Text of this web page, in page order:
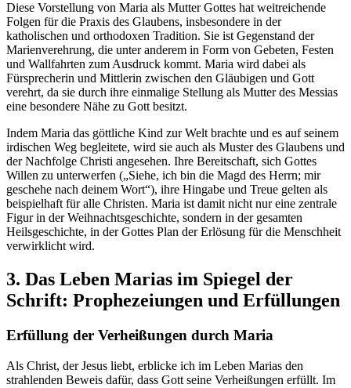
Diese Vorstellung von Maria als Mutter Gottes hat weitreichende
Folgen für die Praxis des Glaubens, insbesondere in der
katholischen und orthodoxen Tradition. Sie ist Gegenstand der
Marienverehrung, die unter anderem in Form von Gebeten, Festen
und Wallfahrten zum Ausdruck kommt. Maria wird dabei als
Fürsprecherin und Mittlerin zwischen den Gläubigen und Gott
verehrt, da sie durch ihre einmalige Stellung als Mutter des Messias
eine besondere Nähe zu Gott besitzt.
Indem Maria das göttliche Kind zur Welt brachte und es auf seinem
irdischen Weg begleitete, wird sie auch als Muster des Glaubens und
der Nachfolge Christi angesehen. Ihre Bereitschaft, sich Gottes
Willen zu unterwerfen („Siehe, ich bin die Magd des Herrn; mir
geschehe nach deinem Wort“), ihre Hingabe und Treue gelten als
beispielhaft für alle Christen. Maria ist damit nicht nur eine zentrale
Figur in der Weihnachtsgeschichte, sondern in der gesamten
Heilsgeschichte, in der Gottes Plan der Erlösung für die Menschheit
verwirklicht wird.
3. Das Leben Marias im Spiegel der
Schrift: Prophezeiungen und Erfüllungen
Erfüllung der Verheißungen durch Maria
Als Christ, der Jesus liebt, erblicke ich im Leben Marias den
strahlenden Beweis dafür, dass Gott seine Verheißungen erfüllt. Im